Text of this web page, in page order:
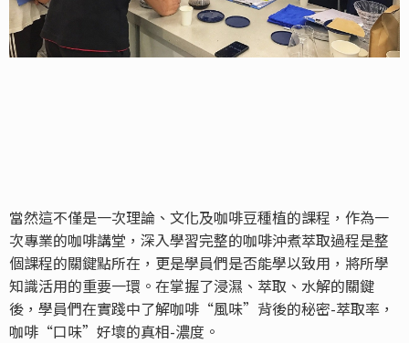
當然這不僅是一次理論、文化及咖啡豆種植的課程，作為一
次專業的咖啡講堂，深入學習完整的咖啡沖煮萃取過程是整
個課程的關鍵點所在，更是學員們是否能學以致用，將所學
知識活用的重要一環。在掌握了浸濕、萃取、水解的關鍵
後，學員們在實踐中了解咖啡“風味”背後的秘密-萃取率，
咖啡“口味”好壞的真相-濃度。